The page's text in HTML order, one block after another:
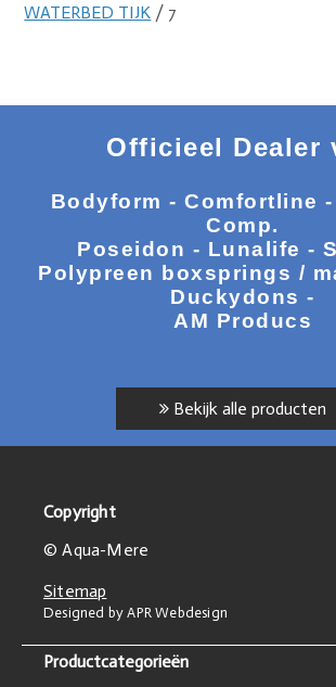
WATERBED TIJK / 7
Officieel Dealer
Bodyform - Comfortline -
Comp.
Poseidon - Lunalife -
Polypreen boxsprings /
Duckydons -
AM Producs
Bekijk alle producten
Copyright
© Aqua-Mere
Sitemap
Designed by APR Webdesign
Productcategorieën